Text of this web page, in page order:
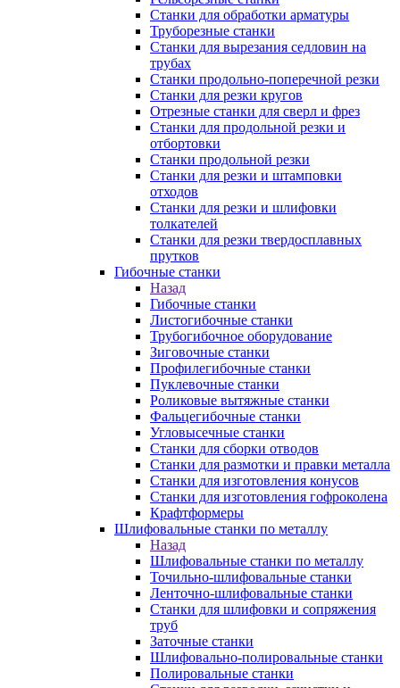
Станки для обработки арматуры
Труборезные станки
Станки для вырезания седловин на
трубаx
Станки продольно-поперечной резки
Станки для резки кругов
Отрезные станки для сверл и фрез
Станки для продольной резки и
отбортовки
Станки продольной резки
Станки для резки и штамповки
отходов
Станки для резки и шлифовки
толкателей
Станки для резки твердосплавных
прутков
Гибочные станки
Назад
Гибочные станки
Листогибочные станки
Трубогибочное оборудование
Зиговочные станки
Профилегибочные станки
Пуклевочные станки
Роликовые вытяжные станки
Фальцегибочные станки
Угловысечные станки
Станки для сборки отводов
Станки для размотки и правки металла
Станки для изготовления конусов
Станки для изготовления гофроколена
Крафтформеры
Шлифовальные станки по металлу
Назад
Шлифовальные станки по металлу
Точильно-шлифовальные станки
Ленточно-шлифовальные станки
Станки для шлифовки и сопряжения
труб
Заточные станки
Шлифовально-полировальные станки
Полировальные станки